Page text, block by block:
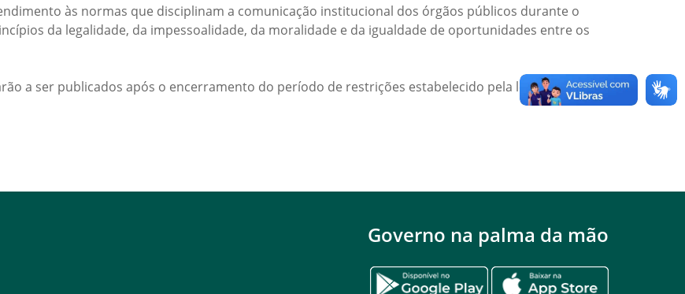
às normas que disciplinam a comunicação institucional dos órgãos públicos durante o
da legalidade, da impessoalidade, da moralidade e da igualdade de oportunidades entre os
a ser publicados após o encerramento do período de restrições estabelecido pela legislação
Governo na palma da mão